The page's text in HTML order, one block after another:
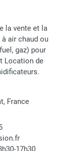
la vente et la
air chaud ou
gaz) pour
Location de
France
17h30